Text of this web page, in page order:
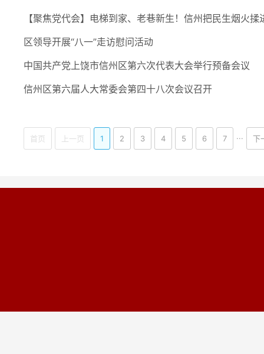
【聚焦党代会】电梯到家、老巷新生！信州把民生烟火揉
区领导开展“八一”走访慰问活动
中国共产党上饶市信州区第六次代表大会举行预备会议
信州区第六届人大常委会第四十八次会议召开
首页 上一页 1 2 3 4 5 6 7 ... 下